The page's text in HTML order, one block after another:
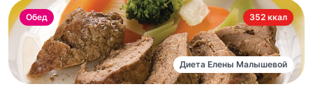
352 ккал
Обед
Диета Елены Малышевой